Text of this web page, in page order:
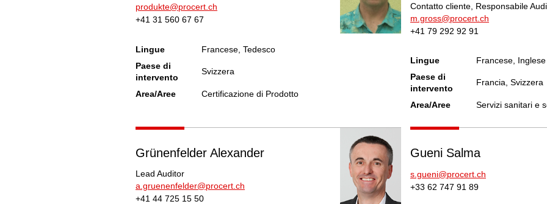
produkte@procert.ch
+41 31 560 67 67
Lingue
Francese, Tedesco
Paese di
intervento
Svizzera
Area/Aree Certificazione di Prodotto
Contatto cliente, Responsabile
m.gross@procert.ch
+41 79 292 92 91
Lingue
Francese, Inglese
Paese di
intervento
Francia, Svizzera
Area/Aree Servizi sanitari e
Grünenfelder Alexander
Lead Auditor
a.gruenenfelder@procert.ch
+41 44 725 15 50
Gueni Salma
s.gueni@procert.ch
+33 62 747 91 89